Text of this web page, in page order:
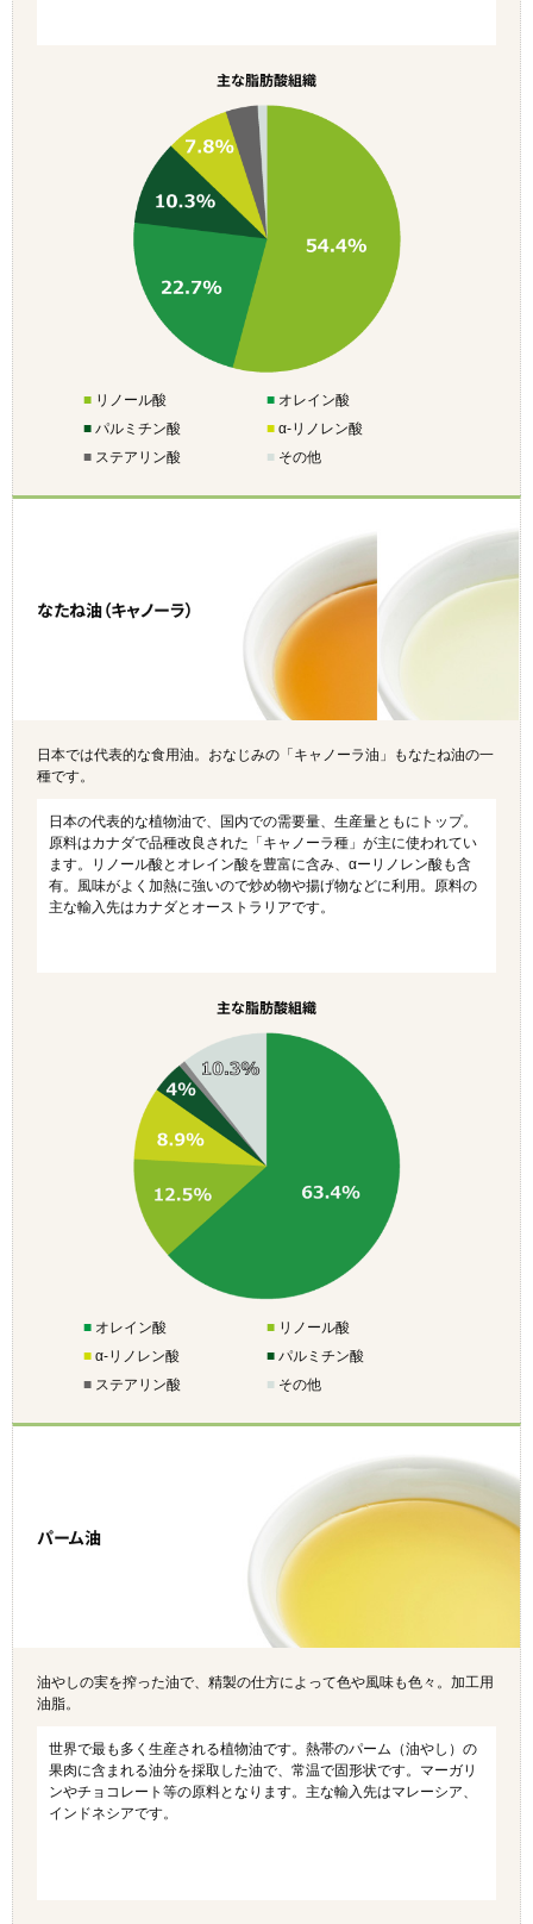
主な脂肪酸組織
■リノール酸 ■オレイン酸
■パルミチン酸 ■α-リノレン酸
■ステアリン酸 ■ その他
なたね油（キャノーラ）
日本では代表的な食用油。おなじみの「キャノーラ油」もなたね油の一
種です。
日本の代表的な植物油で、国内での需要量、生産量ともにトップ。
原料はカナダで品種改良された「キャノーラ種」が主に使われてい
ます。リノール酸とオレイン酸を豊富に含み、αーリノレン酸も含
有。風味がよく加熱に強いので炒め物や揚げ物などに利用。原料の
主な輸入先はカナダとオーストラリアです。
主な脂肪酸組織
■オレイン酸 ■リノール酸
■α-リノレン酸 ■パルミチン酸
■ステアリン酸 ■ その他
パーム油
油やしの実を搾った油で、精製の仕方によって色や風味も色々。加工用
油脂。
世界で最も多く生産される植物油です。熱帯のパーム（油やし）の
果肉に含まれる油分を採取した油で、常温で固形状です。マーガリ
ンやチョコレート等の原料となります。主な輸入先はマレーシア、
インドネシアです。